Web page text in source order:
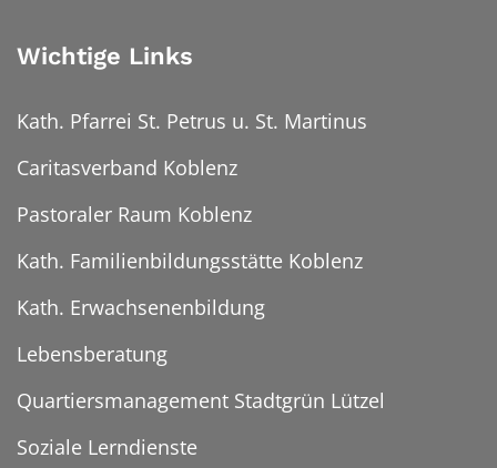
Wichtige Links
Kath. Pfarrei St. Petrus u. St. Martinus
Caritasverband Koblenz
Pastoraler Raum Koblenz
Kath. Familienbildungsstätte Koblenz
Kath. Erwachsenenbildung
Lebensberatung
Quartiersmanagement Stadtgrün Lützel
Soziale Lerndienste